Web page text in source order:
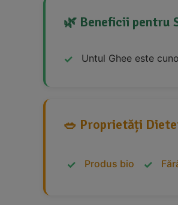
🌿 Beneficii pentru
Untul Ghee este
🥗 Proprietăți
Produs bio